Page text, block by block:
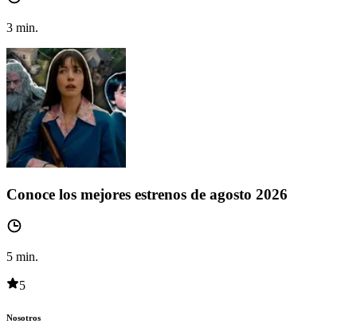
3 min.
Conoce los mejores estrenos de agosto 2026
5 min.
5
Nosotros